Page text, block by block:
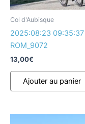
Col d'Aubisque
2025:08:23 09:35:37
ROM_9072
13,00€
Ajouter au panier